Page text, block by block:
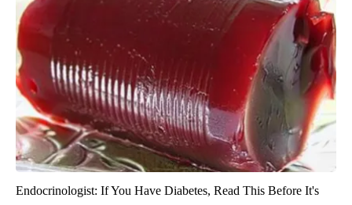
Endocrinologist: If You Have Diabetes, Read This Before It's